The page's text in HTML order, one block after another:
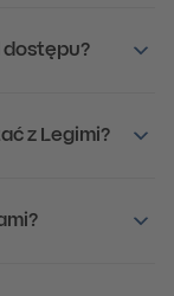
dostępu?
z Legimi?